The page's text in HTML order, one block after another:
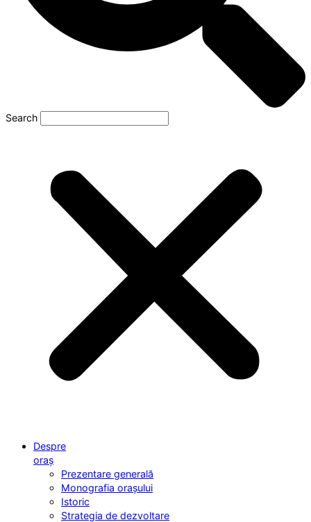
Search
Despre
oraș
Prezentare generală
Monografia orașului
Istoric
Strategia de dezvoltare